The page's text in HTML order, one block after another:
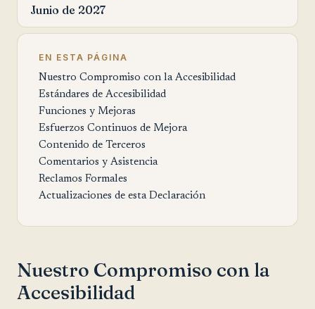
Junio de 2027
EN ESTA PÁGINA
Nuestro Compromiso con la Accesibilidad
Estándares de Accesibilidad
Funciones y Mejoras
Esfuerzos Continuos de Mejora
Contenido de Terceros
Comentarios y Asistencia
Reclamos Formales
Actualizaciones de esta Declaración
Nuestro Compromiso con la
Accesibilidad